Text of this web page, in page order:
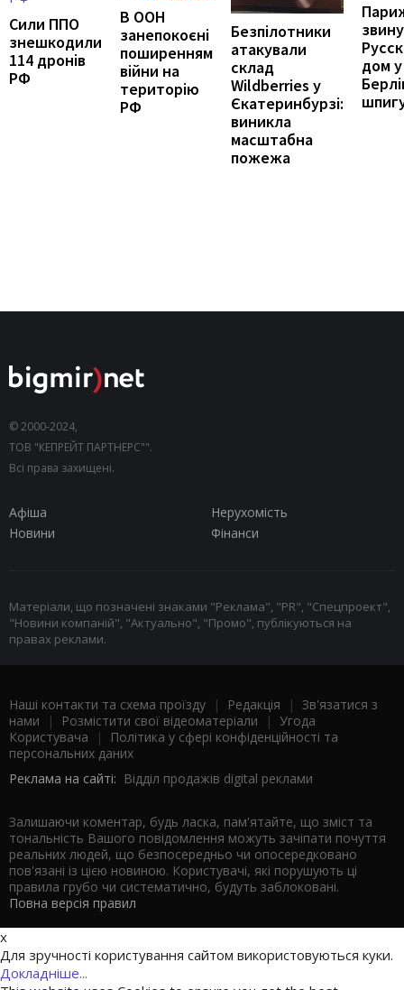
Сили ППО
знешкодили
114 дронів
РФ
В ООН
занепокоєні
поширенням
війни на
територію
РФ
Безпілотники
атакували
склад
Wildberries у
Єкатеринбурзі:
виникла
масштабна
пожежа
дом у
© 2000-2024,
ТОВ "КЕПРЕЙТ ПАРТНЕРС"".
Всі права захищені.
Афіша
Нерухомість
Новини
Фінанси
Матеріали, що позначені знаками "Реклама", "PR", "Спецпроект",
"Новини компаній", "Актуально", "Промо", публікуються на
правах реклами.
Наші контакти та схема проїзду | Редакція | Зв'язатися з
нами | Розмістити свої відеоматеріали | Угода
Користувача |
Політика у сфері конфіденційності та
персональних даних
Реклама на сайті: Відділ продажів digital реклами
Залишаючи коментар, будь ласка, пам'ятайте, що зміст та
тональність Вашого повідомлення можуть зачіпати почуття
реальних людей, що безпосередньо чи опосередковано
пов'язані із цією новиною. Користувачі, які порушують ці
правила грубо чи систематично, будуть заблоковані.
Повна версія правил
x
Для зручності користування сайтом використовуються куки.
Докладніше...